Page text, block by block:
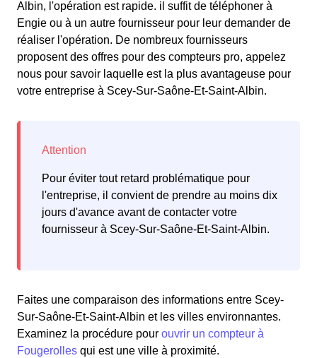
Albin, l'opération est rapide. il suffit de téléphoner à
Engie ou à un autre fournisseur pour leur demander de
réaliser l'opération. De nombreux fournisseurs
proposent des offres pour des compteurs pro, appelez
nous pour savoir laquelle est la plus avantageuse pour
votre entreprise à Scey-Sur-Saône-Et-Saint-Albin.
Pour éviter tout retard problématique pour
l'entreprise, il convient de prendre au moins dix
jours d'avance avant de contacter votre
fournisseur à Scey-Sur-Saône-Et-Saint-Albin.
Faites une comparaison des informations entre Scey-
Sur-Saône-Et-Saint-Albin et les villes environnantes.
Examinez la procédure pour ouvrir un compteur à
Fougerolles qui est une ville à proximité.